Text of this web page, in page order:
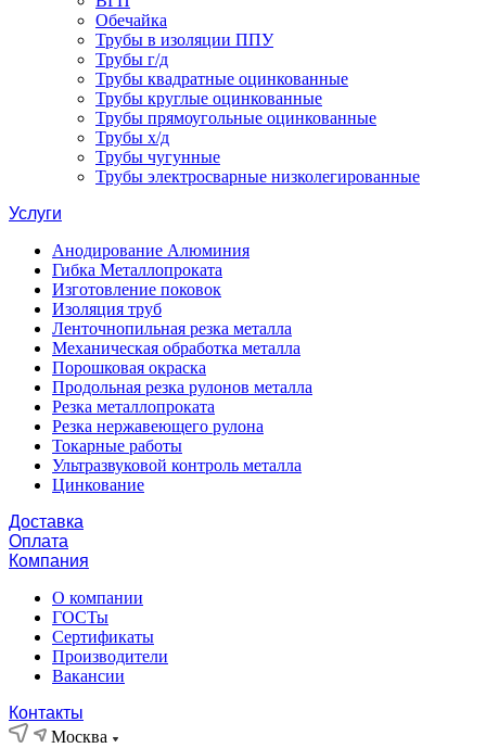
Обечайка
Трубы в изоляции ППУ
Трубы г/д
Трубы квадратные оцинкованные
Трубы круглые оцинкованные
Трубы прямоугольные оцинкованные
Трубы х/д
Трубы чугунные
Трубы электросварные низколегированные
Услуги
Анодирование Алюминия
Гибка Металлопроката
Изготовление поковок
Изоляция труб
Ленточнопильная резка металла
Механическая обработка металла
Порошковая окраска
Продольная резка рулонов металла
Резка металлопроката
Резка нержавеющего рулона
Токарные работы
Ультразвуковой контроль металла
Цинкование
Доставка
Оплата
Компания
О компании
ГОСТы
Сертификаты
Производители
Вакансии
Контакты
Москва